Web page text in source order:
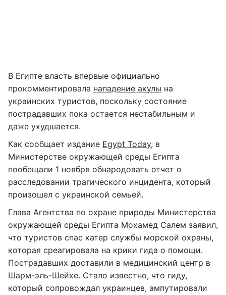
В Египте власть впервые официально
прокомментировала нападение акулы на
украинских туристов, поскольку состояние
пострадавших пока остается нестабильным и
даже ухудшается.
Как сообщает издание Egypt Today, в
Министерстве окружающей среды Египта
пообещали 1 ноября обнародовать отчет о
расследовании трагического инцидента, который
произошел с украинской семьей.
Глава Агентства по охране природы Министерства
окружающей среды Египта Мохамед Салем заявил,
что туристов спас катер службы морской охраны,
которая среагировала на крики гида о помощи.
Пострадавших доставили в медицинский центр в
Шарм-эль-Шейхе. Стало известно, что гиду,
который сопровождал украинцев, ампутировали